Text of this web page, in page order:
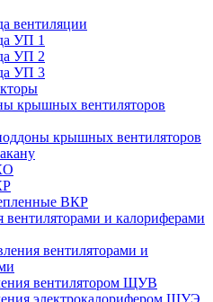
вентиляции
УП 1
УП 2
УП 3
крышных вентиляторов
крышных вентиляторов
ВКР
и калориферами
вентиляторами и
вентилятором ЩУВ
электрокалорифером ЩУЭ